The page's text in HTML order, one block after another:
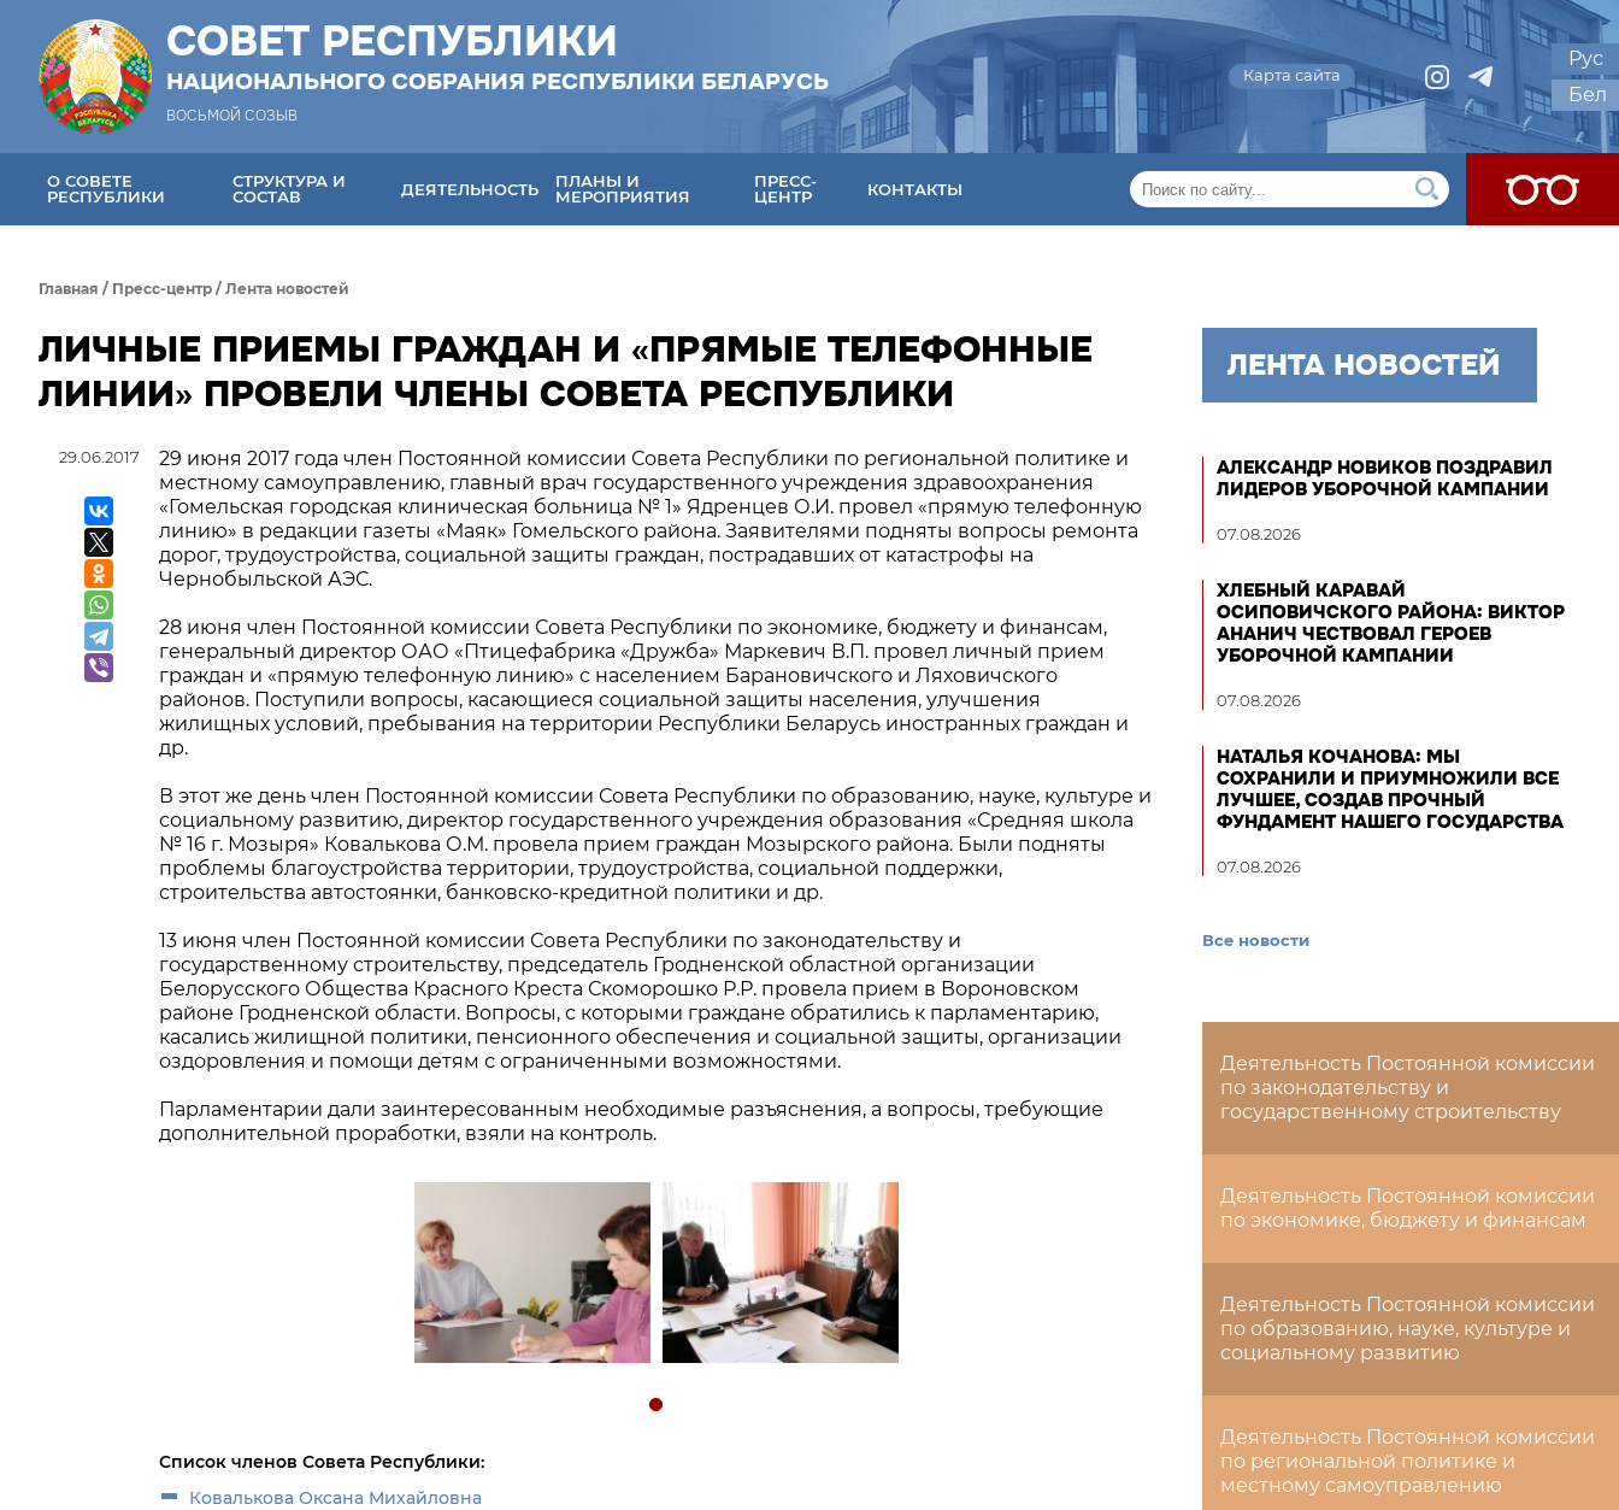
СОВЕТ РЕСПУБЛИКИ
НАЦИОНАЛЬНОГО СОБРАНИЯ РЕСПУБЛИКИ БЕЛАРУСЬ
ВОСЬМОЙ СОЗЫВ
Карта сайта
Рус
Бел
О СОВЕТЕ
РЕСПУБЛИКИ
СТРУКТУРА И
СОСТАВ
ДЕЯТЕЛЬНОСТЬ
ПЛАНЫ И
МЕРОПРИЯТИЯ
ПРЕСС-
ЦЕНТР
КОНТАКТЫ
Главная / Пресс-центр / Лента новостей
ЛИЧНЫЕ ПРИЕМЫ ГРАЖДАН И «ПРЯМЫЕ ТЕЛЕФОННЫЕ
ЛИНИИ» ПРОВЕЛИ ЧЛЕНЫ СОВЕТА РЕСПУБЛИКИ
29.06.2017
29 июня 2017 года член Постоянной комиссии Совета Республики по региональной политике и
местному самоуправлению, главный врач государственного учреждения здравоохранения
«Гомельская городская клиническая больница № 1» Ядренцев О.И. провел «прямую телефонную
линию» в редакции газеты «Маяк» Гомельского района. Заявителями подняты вопросы ремонта
дорог, трудоустройства, социальной защиты граждан, пострадавших от катастрофы на
Чернобыльской АЭС.
28 июня член Постоянной комиссии Совета Республики по экономике, бюджету и финансам,
генеральный директор ОАО «Птицефабрика «Дружба» Маркевич В.П. провел личный прием
граждан и «прямую телефонную линию» с населением Барановичского и Ляховичского
районов. Поступили вопросы, касающиеся социальной защиты населения, улучшения
жилищных условий, пребывания на территории Республики Беларусь иностранных граждан и
др.
В этот же день член Постоянной комиссии Совета Республики по образованию, науке, культуре и
социальному развитию, директор государственного учреждения образования «Средняя школа
№ 16 г. Мозыря» Ковалькова О.М. провела прием граждан Мозырского района. Были подняты
проблемы благоустройства территории, трудоустройства, социальной поддержки,
строительства автостоянки, банковско-кредитной политики и др.
13 июня член Постоянной комиссии Совета Республики по законодательству и
государственному строительству, председатель Гродненской областной организации
Белорусского Общества Красного Креста Скоморошко Р.Р. провела прием в Вороновском
районе Гродненской области. Вопросы, с которыми граждане обратились к парламентарию,
касались жилищной политики, пенсионного обеспечения и социальной защиты, организации
оздоровления и помощи детям с ограниченными возможностями.
Парламентарии дали заинтересованным необходимые разъяснения, а вопросы, требующие
дополнительной проработки, взяли на контроль.
Список членов Совета Республики:
Ковалькова Оксана Михайловна
ЛЕНТА НОВОСТЕЙ
АЛЕКСАНДР НОВИКОВ ПОЗДРАВИЛ
ЛИДЕРОВ УБОРОЧНОЙ КАМПАНИИ
07.08.2026
ХЛЕБНЫЙ КАРАВАЙ
ОСИПОВИЧСКОГО РАЙОНА: ВИКТОР
АНАНИЧ ЧЕСТВОВАЛ ГЕРОЕВ
УБОРОЧНОЙ КАМПАНИИ
07.08.2026
НАТАЛЬЯ КОЧАНОВА: МЫ
СОХРАНИЛИ И ПРИУМНОЖИЛИ ВСЕ
ЛУЧШЕЕ, СОЗДАВ ПРОЧНЫЙ
ФУНДАМЕНТ НАШЕГО ГОСУДАРСТВА
07.08.2026
Все новости
Деятельность Постоянной комиссии
по законодательству и
государственному строительству
Деятельность Постоянной комиссии
по экономике, бюджету и финансам
Деятельность Постоянной комиссии
по образованию, науке, культуре и
социальному развитию
Деятельность Постоянной комиссии
по региональной политике и
местному самоуправлению